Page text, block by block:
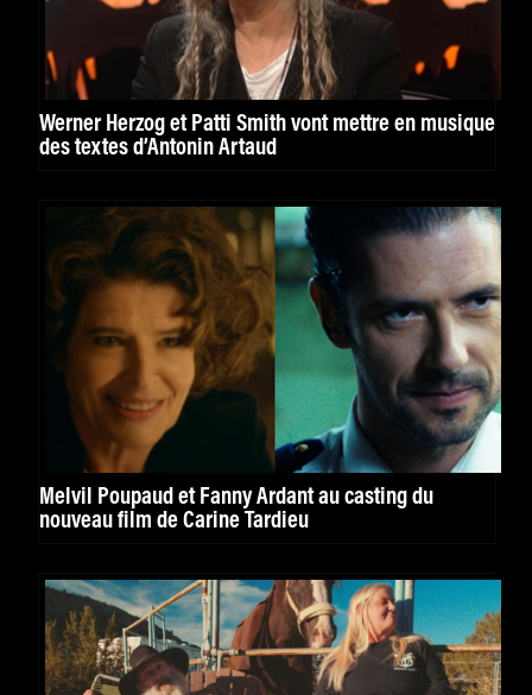
Werner Herzog et Patti Smith vont mettre en musique
des textes d’Antonin Artaud
Melvil Poupaud et Fanny Ardant au casting du
nouveau film de Carine Tardieu